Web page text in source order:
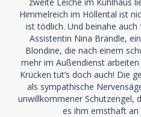
Himmelreich im Höllental ist
ist tödlich. Und beinahe
Assistentin Nina Brändle,
Blondine, die nach einem
mehr im Außendienst
Krücken tut’s doch auch! Die
als sympathische
unwillkommener Schutzengel,
es ihm ernsthaft an